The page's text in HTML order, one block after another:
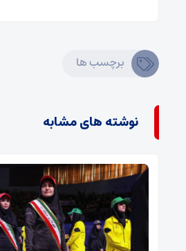
برچسب ها
نوشته های مشابه